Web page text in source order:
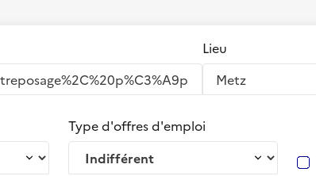
Lieu
Type d'offres d'emploi